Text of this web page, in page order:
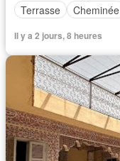
Terrasse
Cheminée
Il y a 2 jours, 8 heures